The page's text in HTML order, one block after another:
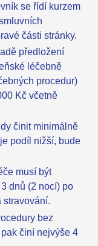
se řídí kurzem
části stránky.
předložení
léčebně
procedur)
Kč včetně
činit minimálně
podíl nižší, bude
musí být
dnů (2 nocí) po
stravování.
bez
činí nejvýše 4